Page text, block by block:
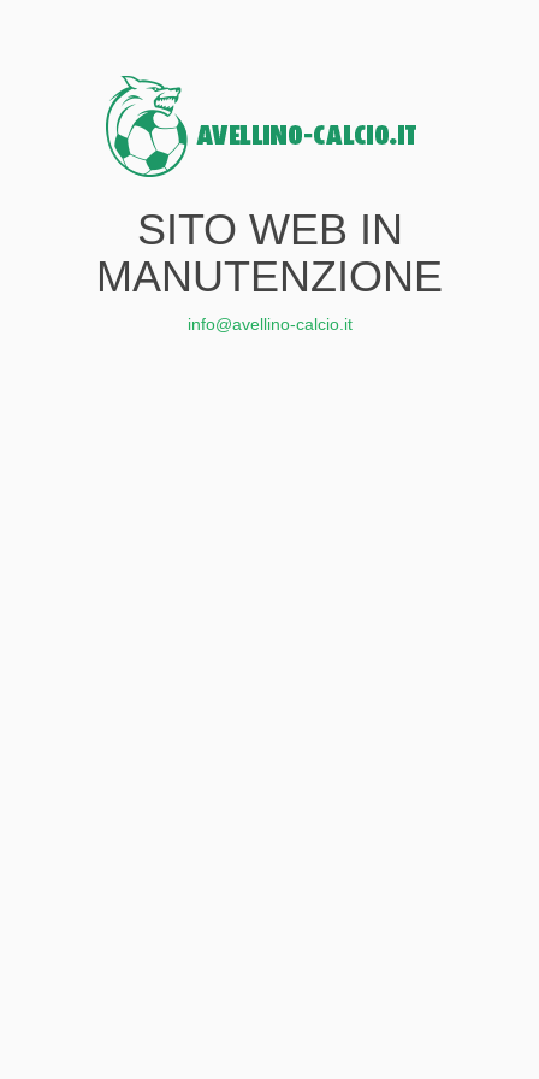
SITO WEB IN
MANUTENZIONE
info@avellino-calcio.it